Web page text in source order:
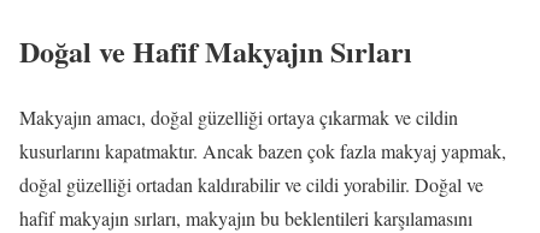
Doğal ve Hafif Makyajın Sırları
Makyajın amacı, doğal güzelliği ortaya çıkarmak ve cildin
kusurlarını kapatmaktır. Ancak bazen çok fazla makyaj yapmak,
doğal güzelliği ortadan kaldırabilir ve cildi yorabilir. Doğal ve
hafif makyajın sırları, makyajın bu beklentileri karşılamasını